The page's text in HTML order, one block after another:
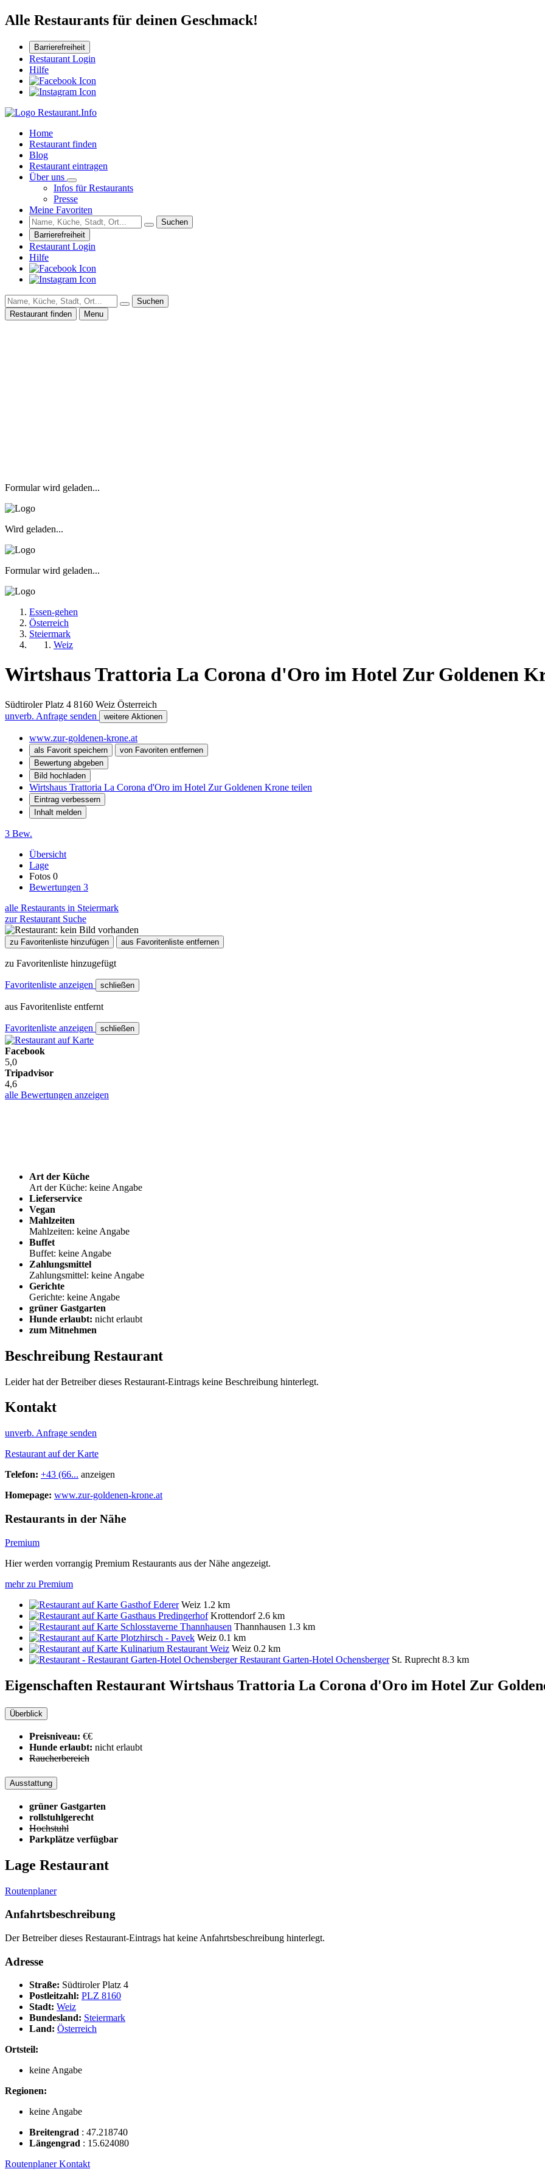
Alle Restaurants für deinen Geschmack!
Barrierefreiheit
Restaurant Login
Hilfe
Home
Restaurant finden
Blog
Restaurant eintragen
Über uns
Infos für Restaurants
Presse
Meine Favoriten
Suchen
Barrierefreiheit
Restaurant Login
Hilfe
Suchen
Restaurant finden
Menu
Formular wird geladen...
Wird geladen...
Formular wird geladen...
Essen-gehen
Österreich
Steiermark
Weiz
Wirtshaus Trattoria La Corona d'Oro im Hotel Zur Goldenen
Südtiroler Platz 4 8160 Weiz Österreich
unverb. Anfrage senden
weitere Aktionen
www.zur-goldenen-krone.at
als Favorit speichern
von Favoriten entfernen
Bewertung abgeben
Bild hochladen
Wirtshaus Trattoria La Corona d'Oro im Hotel Zur Goldenen Krone teilen
Eintrag verbessern
Inhalt melden
3 Bew.
Übersicht
Lage
Fotos 0
Bewertungen 3
alle Restaurants in Steiermark
zur Restaurant Suche
zu Favoritenliste hinzufügen aus Favoritenliste entfernen
zu Favoritenliste hinzugefügt
Favoritenliste anzeigen schließen
aus Favoritenliste entfernt
Favoritenliste anzeigen schließen
Facebook
5,0
Tripadvisor
4,6
alle Bewertungen anzeigen
Art der Küche
Art der Küche: keine Angabe
Lieferservice
Vegan
Mahlzeiten
Mahlzeiten: keine Angabe
Buffet
Buffet: keine Angabe
Zahlungsmittel
Zahlungsmittel: keine Angabe
Gerichte
Gerichte: keine Angabe
grüner Gastgarten
Hunde erlaubt: nicht erlaubt
zum Mitnehmen
Beschreibung Restaurant
Leider hat der Betreiber dieses Restaurant-Eintrags keine Beschreibung hinterlegt.
Kontakt
unverb. Anfrage senden
Restaurant auf der Karte
Telefon: +43 (66... anzeigen
Homepage: www.zur-goldenen-krone.at
Restaurants in der Nähe
Premium
Hier werden vorrangig Premium Restaurants aus der Nähe angezeigt.
mehr zu Premium
Gasthof Ederer Weiz 1.2 km
Gasthaus Predingerhof Krottendorf 2.6 km
Schlosstaverne Thannhausen Thannhausen 1.3 km
Plotzhirsch - Pavek Weiz 0.1 km
Kulinarium Restaurant Weiz Weiz 0.2 km
Restaurant Garten-Hotel Ochensberger St. Ruprecht 8.3 km
Eigenschaften Restaurant Wirtshaus Trattoria La Corona d'Oro im Hotel Zur
Überblick
Preisniveau: €€
Hunde erlaubt: nicht erlaubt
Raucherbereich
Ausstattung
grüner Gastgarten
rollstuhlgerecht
Hochstuhl
Parkplätze verfügbar
Lage Restaurant
Routenplaner
Anfahrtsbeschreibung
Der Betreiber dieses Restaurant-Eintrags hat keine Anfahrtsbeschreibung hinterlegt.
Adresse
Straße: Südtiroler Platz 4
Postleitzahl: PLZ 8160
Stadt: Weiz
Bundesland: Steiermark
Land: Österreich
Ortsteil:
keine Angabe
Regionen:
keine Angabe
Breitengrad : 47.218740
Längengrad : 15.624080
RoutenplanerKontakt